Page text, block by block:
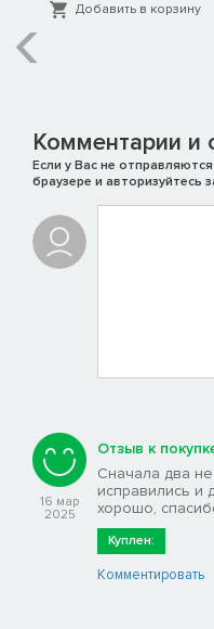
Добавить в корзину
Комментарии и
Если у Вас не
браузере и авторизуйтесь
16 мар
2025
Отзыв к
Сначала два
исправились и
хорошо,
Куплен:
Комментировать